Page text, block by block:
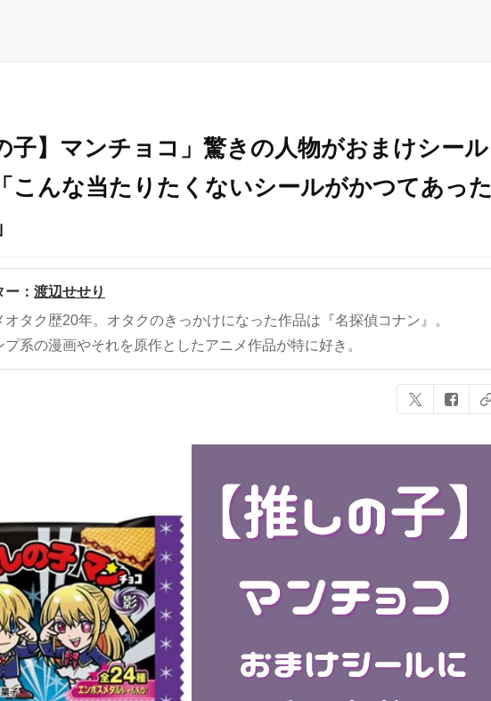
子】マンチョコ」驚きの人物がおまけシール
こんな当たりたくないシールがかつてあった
： 渡辺せせり
オタク歴20年。オタクのきっかけになった作品は『名探偵コナン』。
プ系の漫画やそれを原作としたアニメ作品が特に好き。